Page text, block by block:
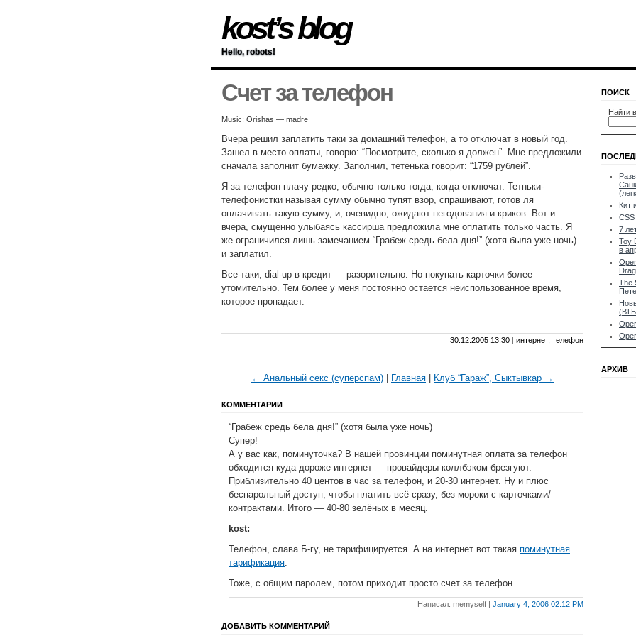
kost’s blog
Hello, robots!
Счет за телефон
Music: Orishas — madre
Вчера решил заплатить таки за домашний телефон, а то отключат в новый год.
Зашел в место оплаты, говорю: “Посмотрите, сколько я должен”. Мне предложили
сначала заполнит бумажку. Заполнил, тетенька говорит: “1759 рублей”.
Я за телефон плачу редко, обычно только тогда, когда отключат. Тетньки-
телефонистки называя сумму обычно тупят взор, спрашивают, готов ля
оплачивать такую сумму, и, очевидно, ожидают негодования и криков. Вот и
вчера, смущенно улыбаясь кассирша предложила мне оплатить только часть. Я
же ограничился лишь замечанием “Грабеж средь бела дня!” (хотя была уже ночь)
и заплатил.
Все-таки, dial-up в кредит — разорительно. Но покупать карточки более
утомительно. Тем более у меня постоянно остается неиспользованное время,
которое пропадает.
30.12.2005 13:30 | интернет, телефон
← Анальный секс (суперспам) Главная Клуб “Гараж”, Сыктывкар →
КОММЕНТАРИИ
“Грабеж средь бела дня!” (хотя была уже ночь)
Супер!
А у вас как, поминуточка? В нашей провинции поминутная оплата за телефон
обходится куда дороже интернет — провайдеры коллбэком брезгуют.
Приблизительно 40 центов в час за телефон, и 20-30 интернет. Ну и плюс
беспарольный доступ, чтобы платить всё сразу, без мороки с карточками/
контрактами. Итого — 40-80 зелёных в месяц.
kost:
Телефон, слава Б-гу, не тарифицируется. А на интернет вот такая поминутная
тарификация.
Тоже, с общим паролем, потом приходит просто счет за телефон.
Написал: memyself | January 4, 2006 02:12 PM
ДОБАВИТЬ КОММЕНТАРИЙ
ПОИСК
Найти
Кит
7
Toy
в
The
АРХИВ